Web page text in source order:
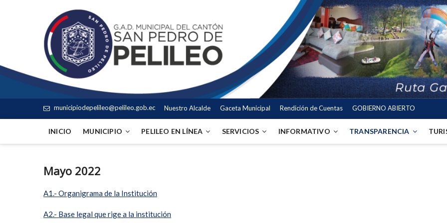
municipiodepelileo@pelileo.gob.ec Nuestro Alcalde Gaceta Municipal Rendición de Cuentas GOBIERNO ABIERTO
INICIO MUNICIPIO PELILEO EN LÍNEA SERVICIOS INFORMATIVO TRANSPARENCIA
Mayo 2022
A1.- Organigrama de la Institución
A2.- Base legal que rige a la institución